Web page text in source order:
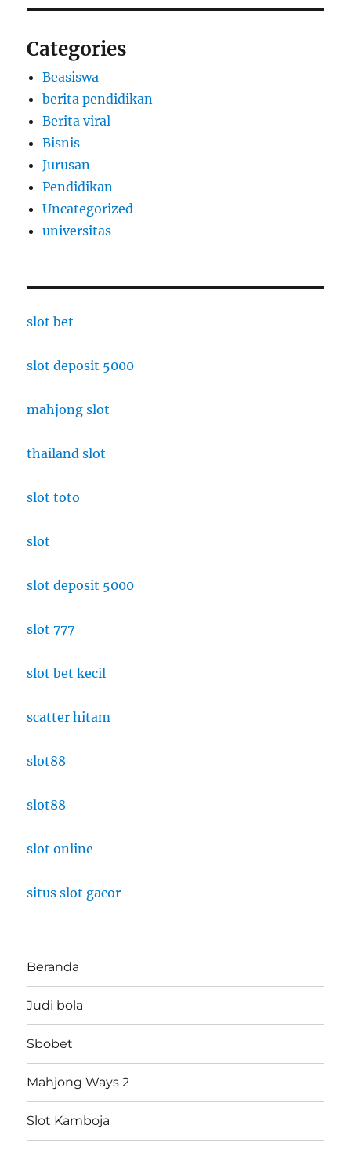
Categories
Beasiswa
berita pendidikan
Berita viral
Bisnis
Jurusan
Pendidikan
Uncategorized
universitas
slot bet
slot deposit 5000
mahjong slot
thailand slot
slot toto
slot
slot deposit 5000
slot 777
slot bet kecil
scatter hitam
slot88
slot88
slot online
situs slot gacor
Beranda
Judi bola
Sbobet
Mahjong Ways 2
Slot Kamboja